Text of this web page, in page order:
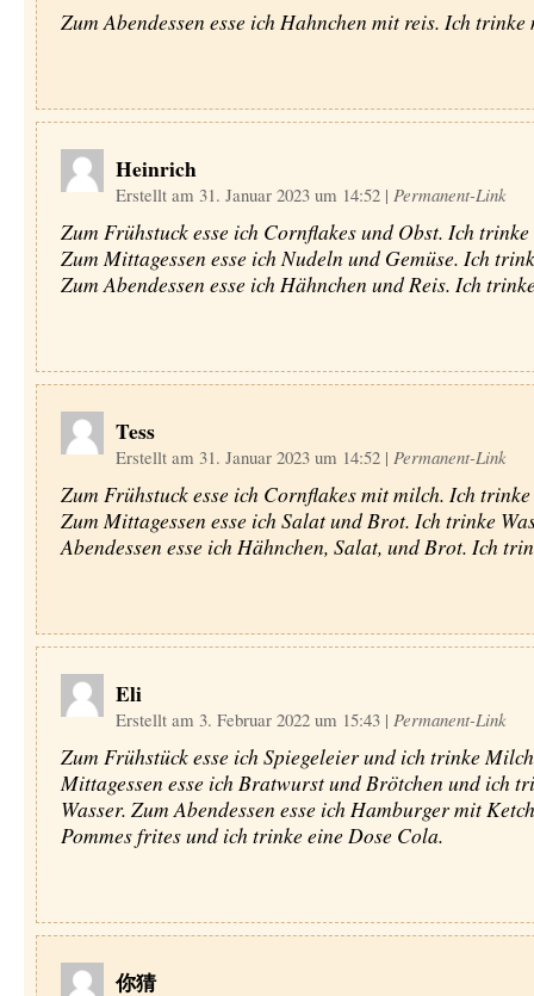
Zum Abendessen esse ich Hahnchen mit reis. Ich trinke
Heinrich
Erstellt am 31. Januar 2023 um 14:52 | Permanent-Link
Zum Frühstuck esse ich Cornflakes und Obst. Ich trinke
Zum Mittagessen esse ich Nudeln und Gemüse. Ich
Zum Abendessen esse ich Hähnchen und Reis. Ich
Tess
Erstellt am 31. Januar 2023 um 14:52 | Permanent-Link
Zum Frühstuck esse ich Cornflakes mit milch. Ich trinke
Zum Mittagessen esse ich Salat und Brot. Ich trinke
Abendessen esse ich Hähnchen, Salat, und Brot. Ich
Eli
Erstellt am 3. Februar 2022 um 15:43 | Permanent-Link
Zum Frühstück esse ich Spiegeleier und ich trinke
Mittagessen esse ich Bratwurst und Brötchen und ich
Wasser. Zum Abendessen esse ich Hamburger mit
Pommes frites und ich trinke eine Dose Cola.
你猜